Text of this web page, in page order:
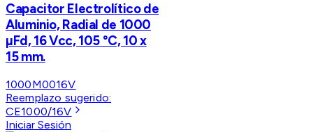
Capacitor Electrolítico de
Aluminio, Radial de 1000
µFd, 16 Vcc, 105 °C, 10 x
15 mm.
1000M0016V
Reemplazo sugerido:
CE1000/16V
Iniciar Sesión